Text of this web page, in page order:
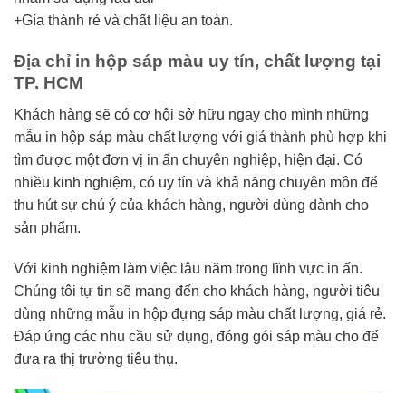
+Gía thành rẻ và chất liệu an toàn.
Địa chỉ in hộp sáp màu uy tín, chất lượng tại
TP. HCM
Khách hàng sẽ có cơ hội sở hữu ngay cho mình những
mẫu in hộp sáp màu chất lượng với giá thành phù hợp khi
tìm được một đơn vị in ấn chuyên nghiệp, hiện đại. Có
nhiều kinh nghiệm, có uy tín và khả năng chuyên môn để
thu hút sự chú ý của khách hàng, người dùng dành cho
sản phẩm.
Với kinh nghiệm làm việc lâu năm trong lĩnh vực in ấn.
Chúng tôi tự tin sẽ mang đến cho khách hàng, người tiêu
dùng những mẫu in hộp đựng sáp màu chất lượng, giá rẻ.
Đáp ứng các nhu cầu sử dụng, đóng gói sáp màu cho để
đưa ra thị trường tiêu thụ.